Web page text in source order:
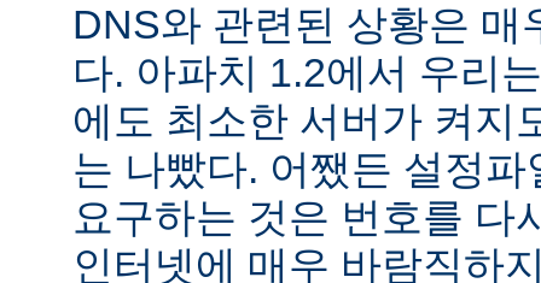
DNS와 관련된 상황은 매
다. 아파치 1.2에서 우리
에도 최소한 서버가 켜지
는 나빴다. 어쨌든 설정
요구하는 것은 번호를 다
인터넷에 매우 바람직하